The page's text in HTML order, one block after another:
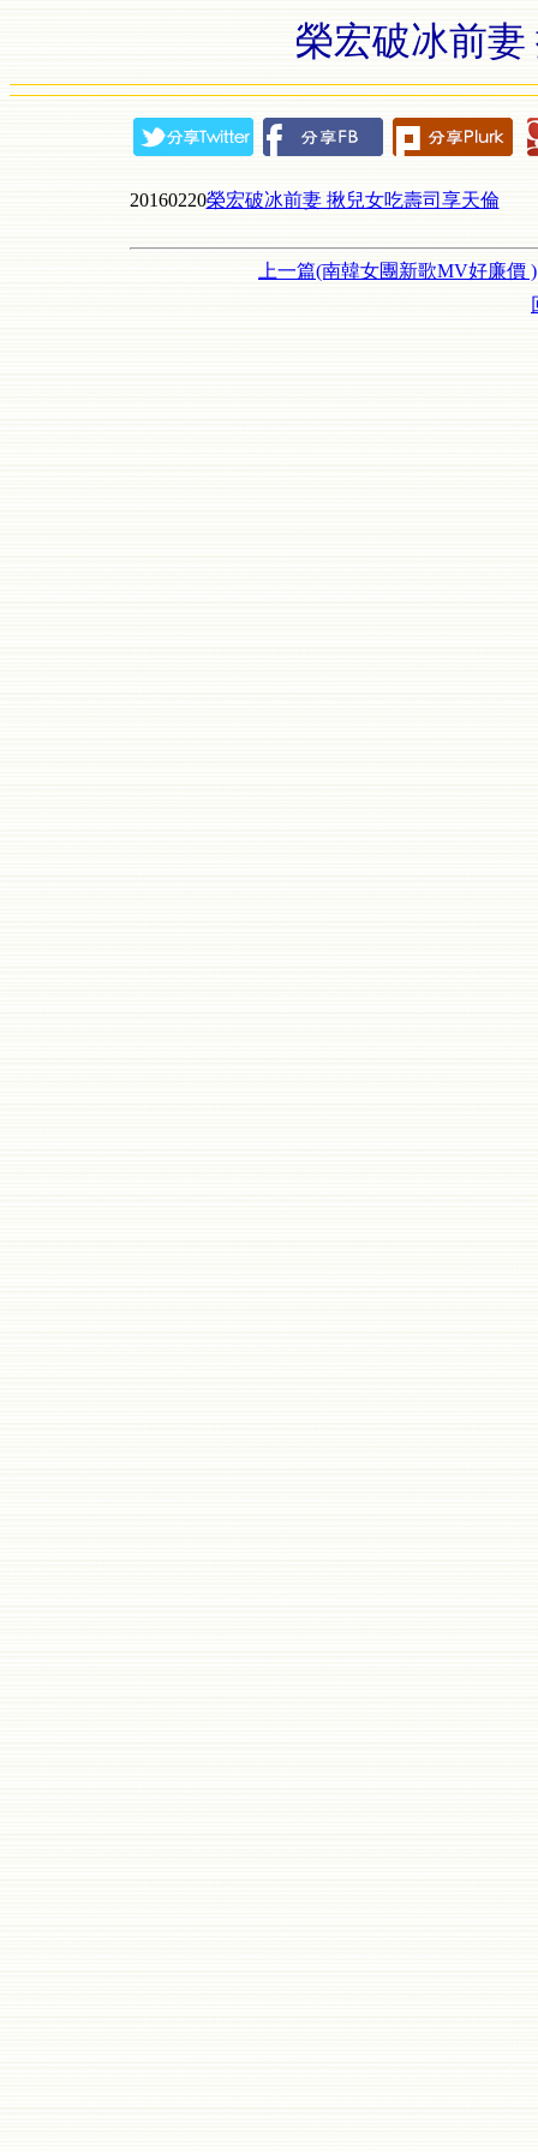
榮宏破冰前
20160220榮宏破冰前妻 揪兒女吃壽司享天倫
上一篇(南韓女團新歌MV好廉價 )